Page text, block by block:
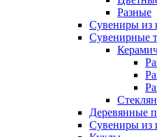
Разные
Сувениры из
Сувенирные
Деревянные
Сувениры из